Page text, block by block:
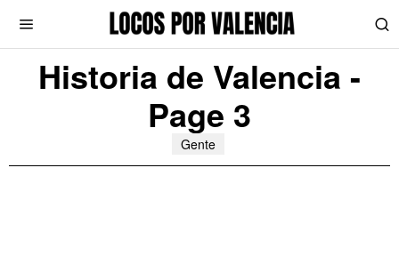
Historia de Valencia -
Page 3
Gente